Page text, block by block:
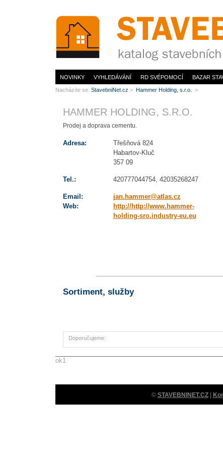
HAMMER HOLDING, S.R.O.
Prodej a doprava cementu.
Adresa:
Třešňová 824
Habartov-Kluč
357 09
Tel.: 420777044754, 42035268247
Email:
jan.hammer@atlas.cz
Web:
http://http://www.hammer-
holding-sro.industry-eu.eu
Sortiment, služby
Doporučujeme:
ok1
NOVINKY VYHLEDÁVÁNÍ RD SVÉPOMOCÍ BAZAR
Nacházíte se: StavebniNet.cz > Hammer Holding, s.r.o. >
© STAVEBNINET.CZ|